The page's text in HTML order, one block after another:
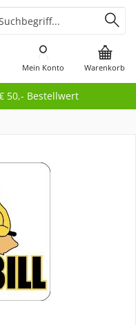
50,- Bestellwert
Warenkorb
Mein Konto